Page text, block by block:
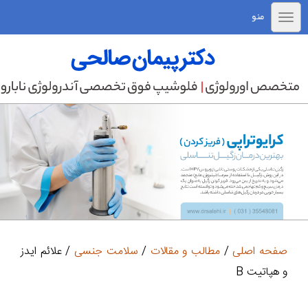
منو
صفحه اصلی / مطالب و مقالات / سلامت جنسی / علائم ایدز
و هپاتیت B